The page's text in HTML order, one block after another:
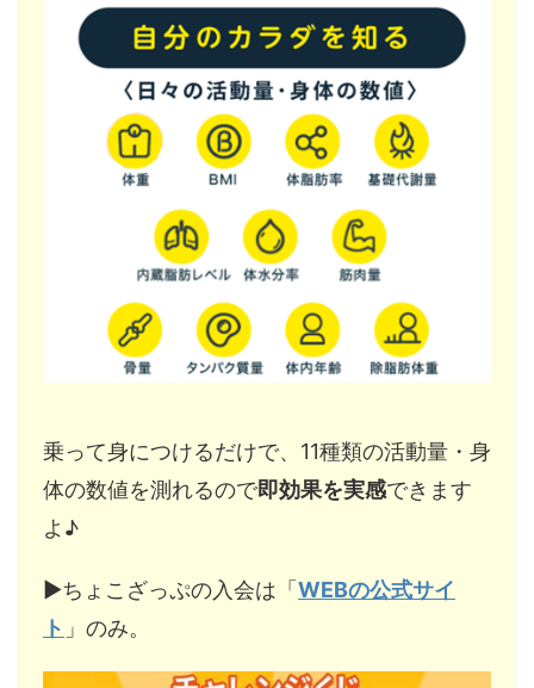
乗って身につけるだけで、11種類の活動量・身
体の数値を測れるので即効果を実感できます
よ♪
▶︎ちょこざっぷの入会は「WEBの公式サイ
ト 」のみ。